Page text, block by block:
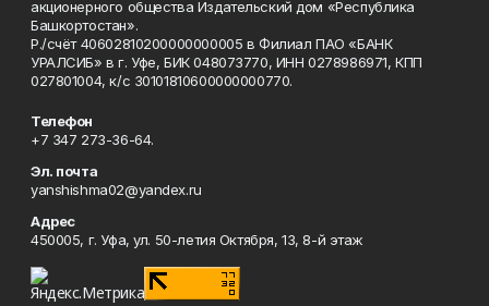
акционерного общества Издательский дом «Республика
Башкортостан».
Р./счёт 40602810200000000005 в Филиал ПАО «БАНК
УРАЛСИБ» в г. Уфе, БИК 048073770, ИНН 0278986971, КПП
027801004, к/с 30101810600000000770.
Телефон
+7 347 273-36-64.
Эл. почта
yanshishma02@yandex.ru
Адрес
450005, г. Уфа, ул. 50-летия Октября, 13, 8-й этаж